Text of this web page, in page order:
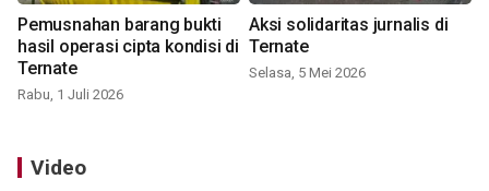
Pemusnahan barang bukti
hasil operasi cipta kondisi di
Ternate
Rabu, 1 Juli 2026
Aksi solidaritas jurnalis di
Ternate
Selasa, 5 Mei 2026
Video